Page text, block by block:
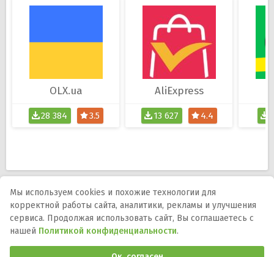
OLX.ua
28 384 3.5
AliExpress
13 627 4.4
Мы в соцсетях:
DMCA Правообладателям
Политика
конфиденциальности
Обратная связь
Мы используем cookies и похожие технологии для
корректной работы сайта, аналитики, рекламы и улучшения
сервиса. Продолжая использовать сайт, Вы соглашаетесь с
нашей Политикой конфиденциальности.